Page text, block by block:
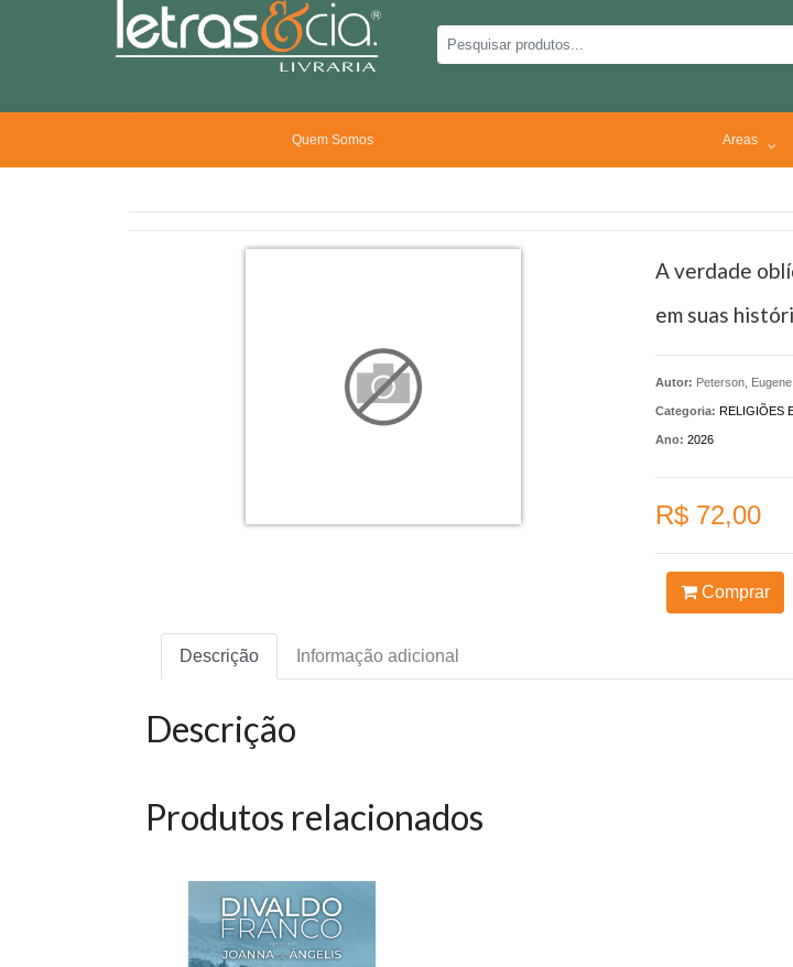
Quem Somos Areas
A verdade
em suas
Autor: Peterson, Eugene
Categoria: RELIGIÕES
Ano: 2026
R$ 72,00
Comprar
Descrição Informação adicional
Descrição
Produtos relacionados